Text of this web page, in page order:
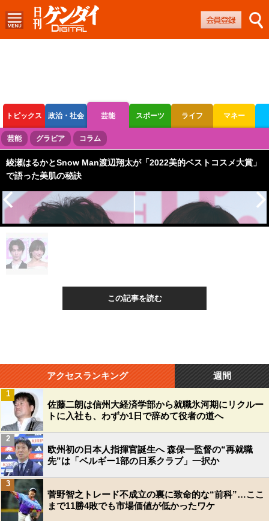
トピックス 政治・社会 芸能 スポーツ ライフ マネー
ボートレース 競輪 オートレース
芸能 グラビア コラム
綾瀬はるかとSnow Man渡辺翔太が「2022美的ベストコスメ大賞」
で語った美肌の秘訣
綾瀬はるか（右）とSnow Manの渡辺翔太（Ｃ）日刊ゲンダイ
この記事を読む
アクセスランキング 週間
佐藤二朗は信州大経済学部から就職氷河期にリクルー
トに入社も、わずか1日で辞めて役者の道へ
1
欧州初の日本人指揮官誕生へ 森保一監督の“再就職
先”は「ベルギー1部の日系クラブ」一択か
2
菅野智之トレード不成立の裏に致命的な“前科”…ここ
まで11勝4敗でも市場価値が低かったワケ
3